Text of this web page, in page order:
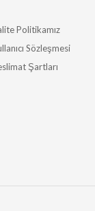
Politikamız
Sözleşmesi
Şartları